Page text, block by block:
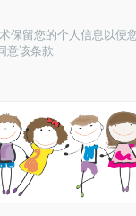
保留您的个人信息以便
意该条款